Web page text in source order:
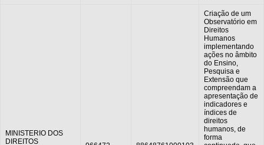
MINISTERIO DOS
DIREITOS
Criação de um
Observatório em
Direitos
Humanos
implementando
ações no âmbito
do Ensino,
Pesquisa e
Extensão que
compreendam a
apresentação de
indicadores e
índices de
direitos
humanos, de
forma